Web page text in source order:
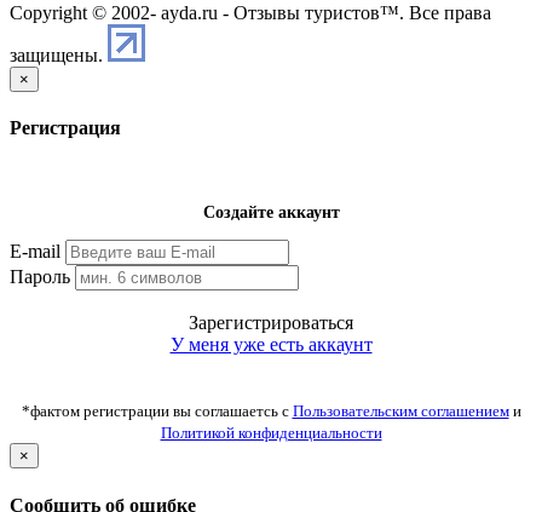
Copyright © 2002- ayda.ru - Отзывы туристов™. Все права
защищены.
×
Регистрация
Создайте аккаунт
E-mail
Пароль
Зарегистрироваться
У меня уже есть аккаунт
*фактом регистрации вы соглашаетсь с Пользовательским соглашениеми
Политикой конфиденциальности
×
Сообщить об ошибке